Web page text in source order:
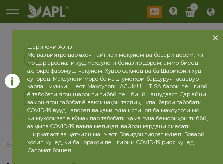
0
Амалкунанда
Таърих
2026 сол 2025 сол
бозгашт
Шарикони Азиз!
Мо вазъиятро дар ҷаҳон пайгирӣ мекунем ва боварӣ дорем, ки
мо дар арсенали худ маҳсулоти беназир дорем, аммо биеёд
ахлоқро фаромӯш накунем. Худро фаҳмед ва ба Шарикони худ
супоред. Маҳсулоти моро бо маълумотҳои бардурӯғ тасаввур
кардан мумкин нест. Маҳсулоти ACUMULLIT SA барои пешгирӣ
ё табобати ягон шароити тиббӣ пешбинӣ нашудааст. Дар айни
замон ягон табобат ё ваксинаҳои тасдиқшуда барои табобати
COVID-19 вуҷуд надорад ва ҳама гуна истинод ба маҳсулоти мо,
ки муҳофизат ё кӯмак дар табобати ҳама гуна бемориҳои тиббӣ,
аз ҷумла COVID-19 ваъда медиҳад, вайрон кардани сиёсати
ширкат аст ва қатъиян манъ аст. Бовиҷдон тиҷорат кунед! Боварӣ
ҳосил кунед, ки ба чораҳои пешгирии COVID-19 риоя кунед.
Саломат бошед!